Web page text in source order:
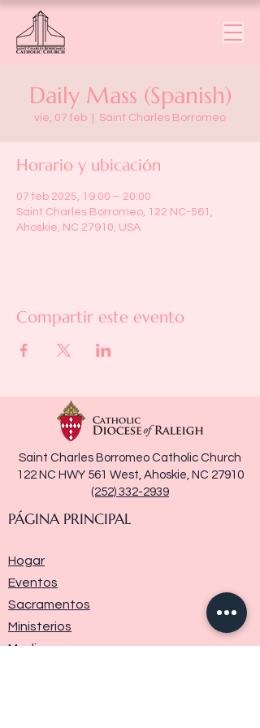
Daily Mass (Spanish)
vie, 07 feb Saint Charles Borromeo
Horario y ubicación
07 feb 2025, 19:00 – 20:00
Saint Charles Borromeo, 122 NC-561,
Ahoskie, NC 27910, USA
Compartir este evento
Saint Charles Borromeo Catholic Church
122 NC HWY 561 West, Ahoskie, NC 27910
(252) 332-2939
PÁGINA PRINCIPAL
Hogar
Eventos
Sacramentos
Ministerios
Media